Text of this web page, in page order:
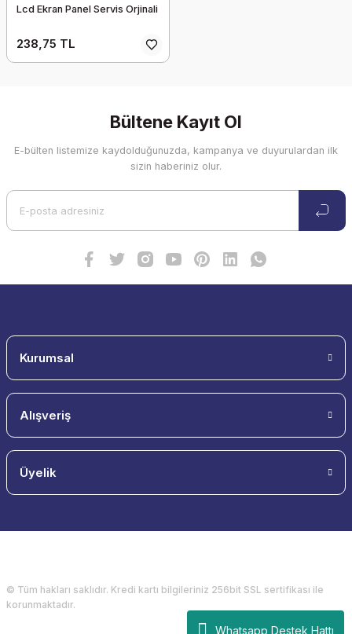
Whatsapp Destek Hattı
Lcd Ekran Panel Servis Orjinali
238,75 TL
Bültene Kayıt Ol
E-bülten listemize kaydolduğunuzda, kampanya ve duyurulardan ilk
sizin haberiniz olur.
Kurumsal
Alışveriş
Üyelik
© Tüm hakları saklıdır. Kredi kartı bilgileriniz 256bit SSL sertifikası ile
korunmaktadır.